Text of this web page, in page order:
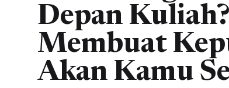
Depan
Membuat
Akan Kamu